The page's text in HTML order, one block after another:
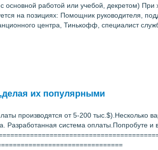
работой или учебой, декретом)
на позициях: Помощник руководителя,
центра, Тинькофф, специалист
их популярными
производятся от 5-200 тыс.$).Несколько
Разработанная система оплаты.Попробуте